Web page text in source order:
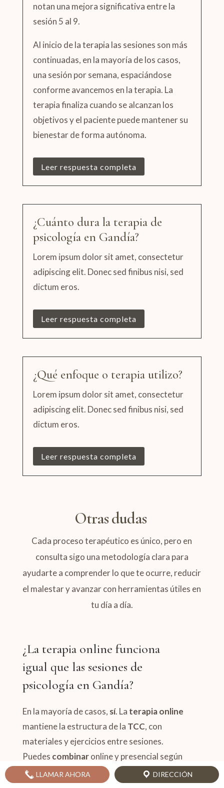
notan una mejora significativa entre la
sesión 5 al 9.
Al inicio de la terapia las sesiones son más
continuadas, en la mayoría de los casos,
una sesión por semana, espaciándose
conforme avancemos en la terapia. La
terapia finaliza cuando se alcanzan los
objetivos y el paciente puede mantener su
bienestar de forma autónoma.
Leer respuesta completa
¿Cuánto dura la terapia de
psicología en Gandía?
Lorem ipsum dolor sit amet, consectetur
adipiscing elit. Donec sed finibus nisi, sed
dictum eros.
Leer respuesta completa
¿Qué enfoque o terapia utilizo?
Lorem ipsum dolor sit amet, consectetur
adipiscing elit. Donec sed finibus nisi, sed
dictum eros.
Leer respuesta completa
Otras dudas
Cada proceso terapéutico es único, pero en
consulta sigo una metodología clara para
ayudarte a comprender lo que te ocurre, reducir
el malestar y avanzar con herramientas útiles en
tu día a día.
¿La terapia online funciona
igual que las sesiones de
psicología en Gandía?
En la mayoría de casos, sí. La terapia online
mantiene la estructura de la TCC, con
materiales y ejercicios entre sesiones.
Puedes combinaronline y presencial según
tu agenda.
LLAMAR AHORA DIRECCIÓN